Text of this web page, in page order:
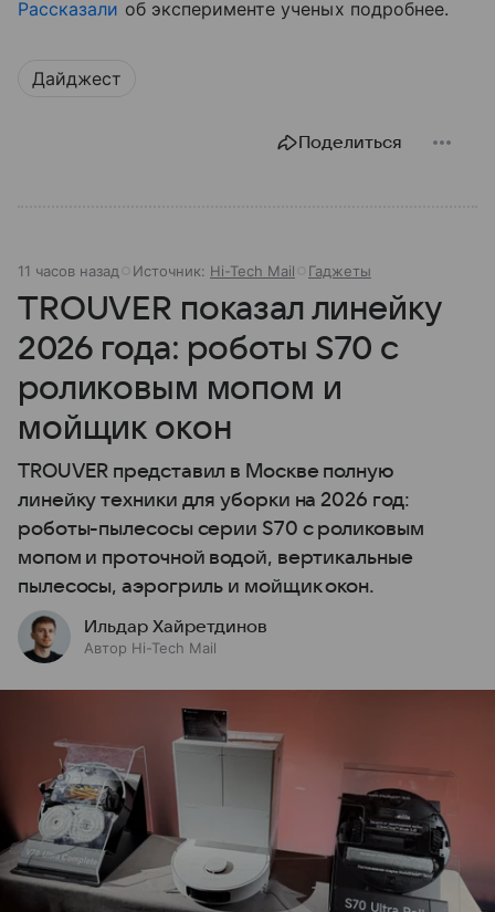
Рассказали об эксперименте ученых подробнее.
Дайджест
Поделиться
11 часов назад Источник: Hi-Tech Mail Гаджеты
TROUVER показал линейку
2026 года: роботы S70 с
роликовым мопом и
мойщик окон
TROUVER представил в Москве полную
линейку техники для уборки на 2026 год:
роботы-пылесосы серии S70 с роликовым
мопом и проточной водой, вертикальные
пылесосы, аэрогриль и мойщик окон.
Ильдар Хайретдинов
Автор Hi-Tech Mail